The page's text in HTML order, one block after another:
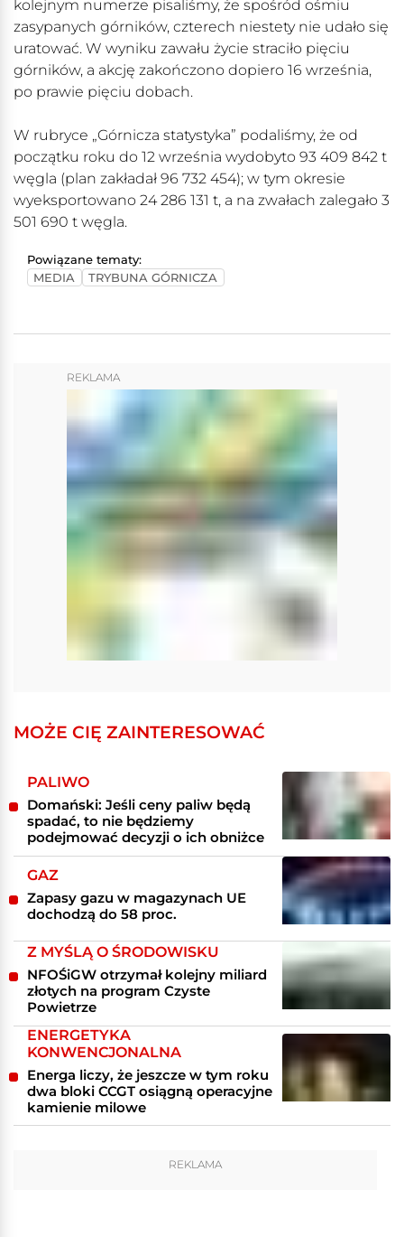
kolejnym numerze pisaliśmy, że spośród ośmiu
zasypanych górników, czterech niestety nie udało się
uratować. W wyniku zawału życie straciło pięciu
górników, a akcję zakończono dopiero 16 września,
po prawie pięciu dobach.
W rubryce „Górnicza statystyka” podaliśmy, że od
początku roku do 12 września wydobyto 93 409 842 t
węgla (plan zakładał 96 732 454); w tym okresie
wyeksportowano 24 286 131 t, a na zwałach zalegało 3
501 690 t węgla.
Powiązane tematy:
MEDIA
TRYBUNA GÓRNICZA
REKLAMA
MOŻE CIĘ ZAINTERESOWAĆ
PALIWO
Domański: Jeśli ceny paliw będą
spadać, to nie będziemy
podejmować decyzji o ich obniżce
GAZ
Zapasy gazu w magazynach UE
dochodzą do 58 proc.
Z MYŚLĄ O ŚRODOWISKU
NFOŚiGW otrzymał kolejny miliard
złotych na program Czyste
Powietrze
ENERGETYKA
KONWENCJONALNA
Energa liczy, że jeszcze w tym roku
dwa bloki CCGT osiągną operacyjne
kamienie milowe
REKLAMA